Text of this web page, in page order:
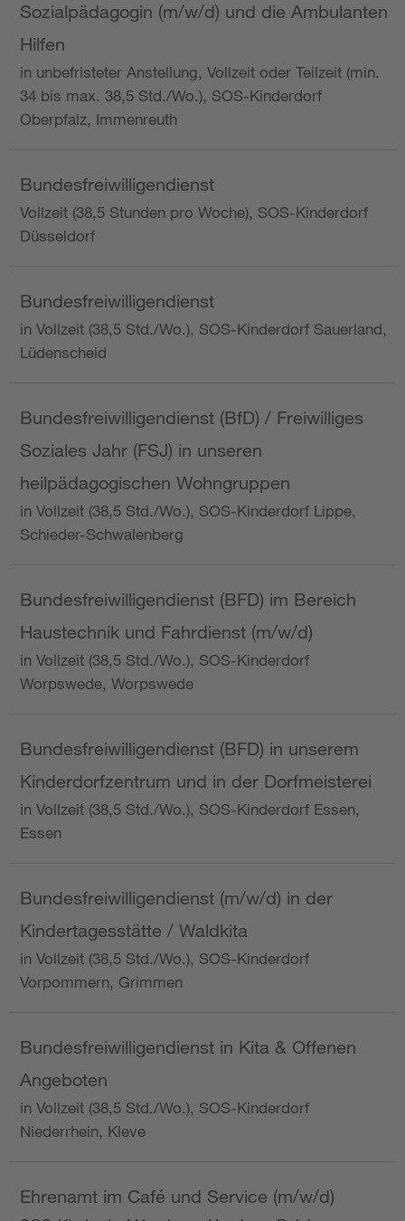
Sozialpädagogin (m/w/d) und die Ambulanten
Hilfen
in unbefristeter Anstellung, Vollzeit oder Teilzeit (min.
34 bis max. 38,5 Std./Wo.), SOS-Kinderdorf
Oberpfalz, Immenreuth
Bundesfreiwilligendienst
Vollzeit (38,5 Stunden pro Woche), SOS-Kinderdorf
Düsseldorf
Bundesfreiwilligendienst
in Vollzeit (38,5 Std./Wo.), SOS-Kinderdorf Sauerland,
Lüdenscheid
Bundesfreiwilligendienst (BfD) / Freiwilliges
Soziales Jahr (FSJ) in unseren
heilpädagogischen Wohngruppen
in Vollzeit (38,5 Std./Wo.), SOS-Kinderdorf Lippe,
Schieder-Schwalenberg
Bundesfreiwilligendienst (BFD) im Bereich
Haustechnik und Fahrdienst (m/w/d)
in Vollzeit (38,5 Std./Wo.), SOS-Kinderdorf
Worpswede, Worpswede
Bundesfreiwilligendienst (BFD) in unserem
Kinderdorfzentrum und in der Dorfmeisterei
in Vollzeit (38,5 Std./Wo.), SOS-Kinderdorf Essen,
Essen
Bundesfreiwilligendienst (m/w/d) in der
Kindertagesstätte / Waldkita
in Vollzeit (38,5 Std./Wo.), SOS-Kinderdorf
Vorpommern, Grimmen
Bundesfreiwilligendienst in Kita & Offenen
Angeboten
in Vollzeit (38,5 Std./Wo.), SOS-Kinderdorf
Niederrhein, Kleve
Ehrenamt im Café und Service (m/w/d)